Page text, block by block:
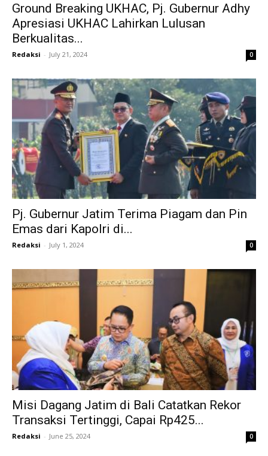
Ground Breaking UKHAC, Pj. Gubernur Adhy
Apresiasi UKHAC Lahirkan Lulusan
Berkualitas...
Redaksi - July 21, 2024 0
Pj. Gubernur Jatim Terima Piagam dan Pin
Emas dari Kapolri di...
Redaksi - July 1, 2024 0
Misi Dagang Jatim di Bali Catatkan Rekor
Transaksi Tertinggi, Capai Rp425...
Redaksi - June 25, 2024 0